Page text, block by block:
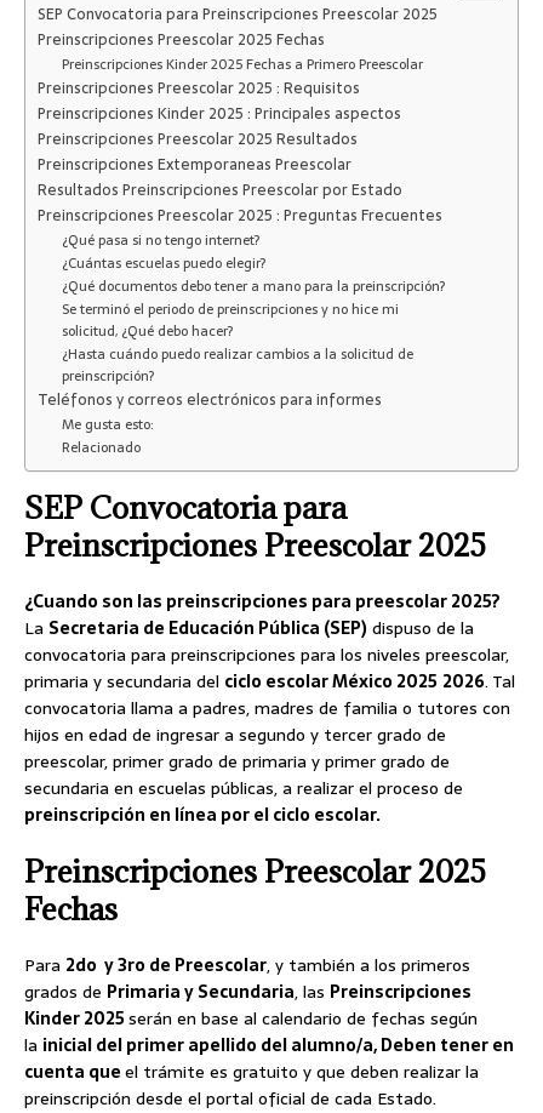
SEP Convocatoria para Preinscripciones Preescolar 2025
Preinscripciones Preescolar 2025 Fechas
Preinscripciones Kinder 2025 Fechas a Primero Preescolar
Preinscripciones Preescolar 2025 : Requisitos
Preinscripciones Kinder 2025 : Principales aspectos
Preinscripciones Preescolar 2025 Resultados
Preinscripciones Extemporaneas Preescolar
Resultados Preinscripciones Preescolar por Estado
Preinscripciones Preescolar 2025 : Preguntas Frecuentes
¿Qué pasa si no tengo internet?
¿Cuántas escuelas puedo elegir?
¿Qué documentos debo tener a mano para la preinscripción?
Se terminó el periodo de preinscripciones y no hice mi
solicitud, ¿Qué debo hacer?
¿Hasta cuándo puedo realizar cambios a la solicitud de
preinscripción?
Teléfonos y correos electrónicos para informes
Me gusta esto:
Relacionado
SEP Convocatoria para
Preinscripciones Preescolar 2025
¿Cuando son las preinscripciones para preescolar 2025?
La Secretaria de Educación Pública (SEP) dispuso de la
convocatoria para preinscripciones para los niveles preescolar,
primaria y secundaria del ciclo escolar México 2025 2026. Tal
convocatoria llama a padres, madres de familia o tutores con
hijos en edad de ingresar a segundo y tercer grado de
preescolar, primer grado de primaria y primer grado de
secundaria en escuelas públicas, a realizar el proceso de
preinscripción en línea por el ciclo escolar.
Preinscripciones Preescolar 2025
Fechas
Para 2do y 3ro de Preescolar, y también a los primeros
grados de Primaria y Secundaria, las Preinscripciones
Kinder 2025serán en base al calendario de fechas según
la inicial del primer apellido del alumno/a, Deben tener en
cuenta queel trámite es gratuito y que deben realizar la
preinscripción desde el portal oficial de cada Estado.